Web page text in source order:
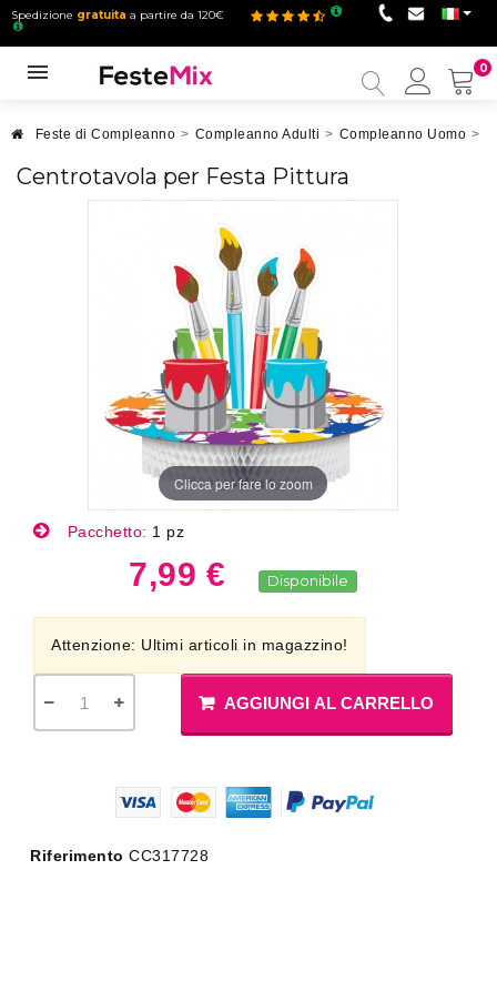
Spedizione gratuita a partire da 120€
0
mio
Feste di Compleanno > Compleanno Adulti > Compleanno Uomo >
Centrotavola per Festa Pittura
Clicca per fare lo zoom
Pacchetto: 1 pz
7,99 € Disponibile
Attenzione: Ultimi articoli in magazzino!
AGGIUNGI AL CARRELLO
Riferimento CC317728